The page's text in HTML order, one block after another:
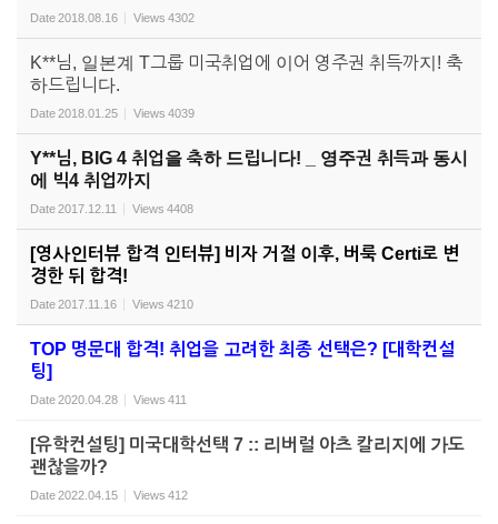
Date2018.08.16 Views 4302
K**님, 일본계 T그룹 미국취업에 이어 영주권 취득까지! 축
하드립니다.
Date2018.01.25 Views 4039
Y**님, BIG 4 취업을 축하 드립니다! _ 영주권 취득과 동시
에 빅4 취업까지
Date2017.12.11 Views 4408
[영사인터뷰 합격 인터뷰] 비자 거절 이후, 버룩 Certi로 변
경한 뒤 합격!
Date2017.11.16 Views 4210
TOP 명문대 합격! 취업을 고려한 최종 선택은? [대학컨설
팅]
Date2020.04.28 Views 411
[유학컨설팅] 미국대학선택 7 :: 리버럴 아츠 칼리지에 가도
괜찮을까?
Date2022.04.15 Views 412